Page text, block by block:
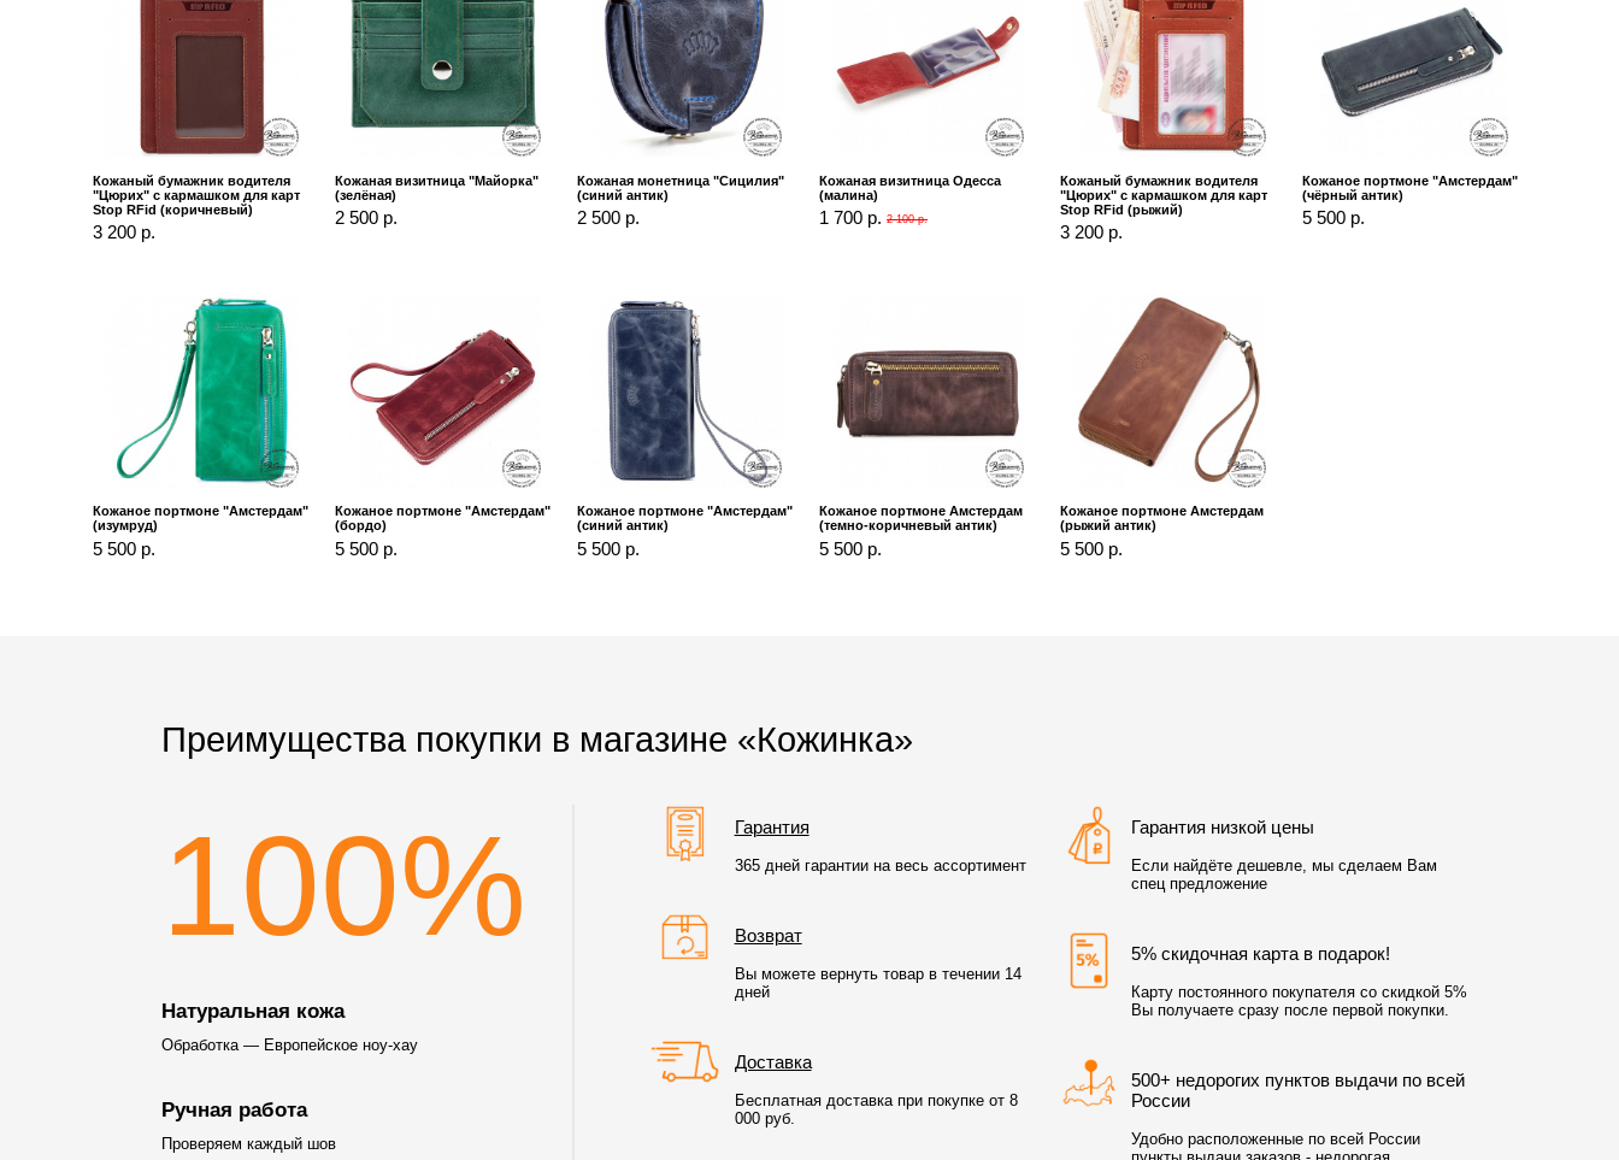
Кожаный бумажник водителя
"Цюрих" с кармашком для карт
Stop RFid (коричневый)
3 200 р.
Кожаная визитница "Майорка"
(зелёная)
2 500 р.
Кожаная монетница "Сицилия"
(синий антик)
2 500 р.
Кожаная визитница Одесса
(малина)
1 700 р. 2 100 р.
Кожаный бумажник водителя
"Цюрих" с кармашком для карт
Stop RFid (рыжий)
3 200 р.
Кожаное портмоне "Амстердам"
(чёрный антик)
5 500 р.
Кожаное портмоне "Амстердам"
(изумруд)
5 500 р.
Кожаное портмоне "Амстердам"
(бордо)
5 500 р.
Кожаное портмоне "Амстердам"
(синий антик)
5 500 р.
Кожаное портмоне Амстердам
(темно-коричневый антик)
5 500 р.
Кожаное портмоне Амстердам
(рыжий антик)
5 500 р.
Преимущества покупки в магазине «Кожинка»
100%
Натуральная кожа
Обработка — Европейское ноу-хау
Ручная работа
Проверяем каждый шов
Гарантия
365 дней гарантии на весь ассортимент
Возврат
Вы можете вернуть товар в течении 14
дней
Доставка
Бесплатная доставка при покупке от 8
000 руб.
Гарантия низкой цены
Если найдёте дешевле, мы сделаем Вам
спец предложение
5% скидочная карта в подарок!
Карту постоянного покупателя со скидкой 5%
Вы получаете сразу после первой покупки.
500+ недорогих пунктов выдачи по всей
России
Удобно расположенные по всей России